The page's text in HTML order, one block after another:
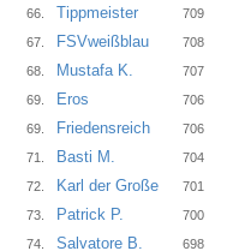
66.
Tippmeister
709
67.
FSVweißblau
708
68.
Mustafa K.
707
69.
Eros
706
69.
Friedensreich
706
71.
Basti M.
704
72.
Karl der Große
701
73.
Patrick P.
700
74.
Salvatore B.
698